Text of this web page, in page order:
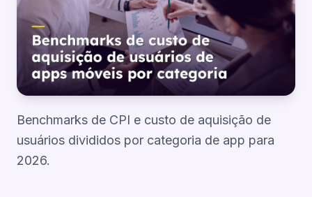
Benchmarks de CPI e custo de aquisição de
usuários divididos por categoria de app para
2026.